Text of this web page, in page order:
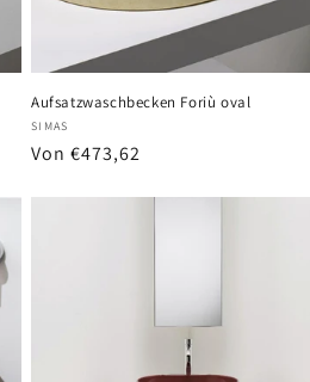
Aufsatzwaschbecken Foriù oval
Anbieter:
SIMAS
Normaler
Von €473,62